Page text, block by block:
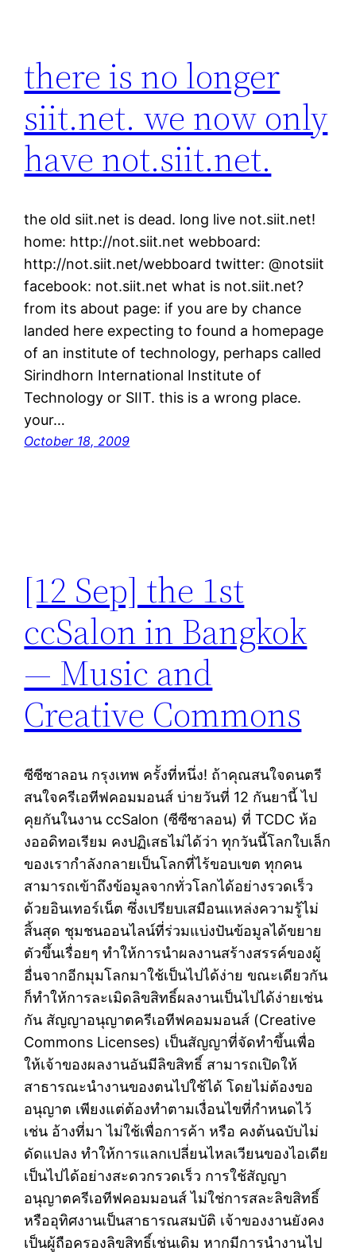
there is no longer
siit.net. we now only
have not.siit.net.
the old siit.net is dead. long live not.siit.net!
home: http://not.siit.net webboard:
http://not.siit.net/webboard twitter: @notsiit
facebook: not.siit.net what is not.siit.net?
from its about page: if you are by chance
landed here expecting to found a homepage
of an institute of technology, perhaps called
Sirindhorn International Institute of
Technology or SIIT. this is a wrong place.
your…
October 18, 2009
[12 Sep] the 1st
ccSalon in Bangkok
— Music and
Creative Commons
ซีซีซาลอน กรุงเทพ ครั้งที่หนึ่ง! ถ้าคุณสนใจดนตรี
สนใจครีเอทีฟคอมมอนส์ บ่ายวันที่ 12 กันยานี้ ไป
คุยกันในงาน ccSalon (ซีซีซาลอน) ที่ TCDC ห้อ
งออดิทอเรียม คงปฏิเสธไม่ได้ว่า ทุกวันนี้โลกใบเล็ก
ของเรากำลังกลายเป็นโลกที่ไร้ขอบเขต ทุกคน
สามารถเข้าถึงข้อมูลจากทั่วโลกได้อย่างรวดเร็ว
ด้วยอินเทอร์เน็ต ซึ่งเปรียบเสมือนแหล่งความรู้ไม่
สิ้นสุด ชุมชนออนไลน์ที่ร่วมแบ่งปันข้อมูลได้ขยาย
ตัวขึ้นเรื่อยๆ ทำให้การนำผลงานสร้างสรรค์ของผู้
อื่นจากอีกมุมโลกมาใช้เป็นไปได้ง่าย ขณะเดียวกัน
ก็ทำให้การละเมิดลิขสิทธิ์ผลงานเป็นไปได้ง่ายเช่น
กัน สัญญาอนุญาตครีเอทีฟคอมมอนส์ (Creative
Commons Licenses) เป็นสัญญาที่จัดทำขึ้นเพื่อ
ให้เจ้าของผลงานอันมีลิขสิทธิ์ สามารถเปิดให้
สาธารณะนำงานของตนไปใช้ได้ โดยไม่ต้องขอ
อนุญาต เพียงแต่ต้องทำตามเงื่อนไขที่กำหนดไว้
เช่น อ้างที่มา ไม่ใช้เพื่อการค้า หรือ คงต้นฉบับไม่
ดัดแปลง ทำให้การแลกเปลี่ยนไหลเวียนของไอเดีย
เป็นไปได้อย่างสะดวกรวดเร็ว การใช้สัญญา
อนุญาตครีเอทีฟคอมมอนส์ ไม่ใช่การสละลิขสิทธิ์
หรืออุทิศงานเป็นสาธารณสมบัติ เจ้าของงานยังคง
เป็นผู้ถือครองลิขสิทธิ์เช่นเดิม หากมีการนำงานไป